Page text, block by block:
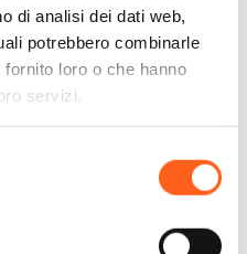
di analisi dei dati web,
potrebbero combinarle
loro o che hanno
servizi.
Lo Capo